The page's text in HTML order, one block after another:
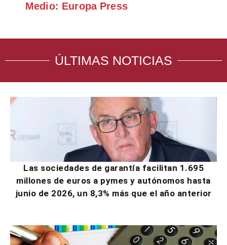
Medio: Europa Press
ÚLTIMAS NOTICIAS
Las sociedades de garantía facilitan 1.695
millones de euros a pymes y autónomos hasta
junio de 2026, un 8,3% más que el año anterior